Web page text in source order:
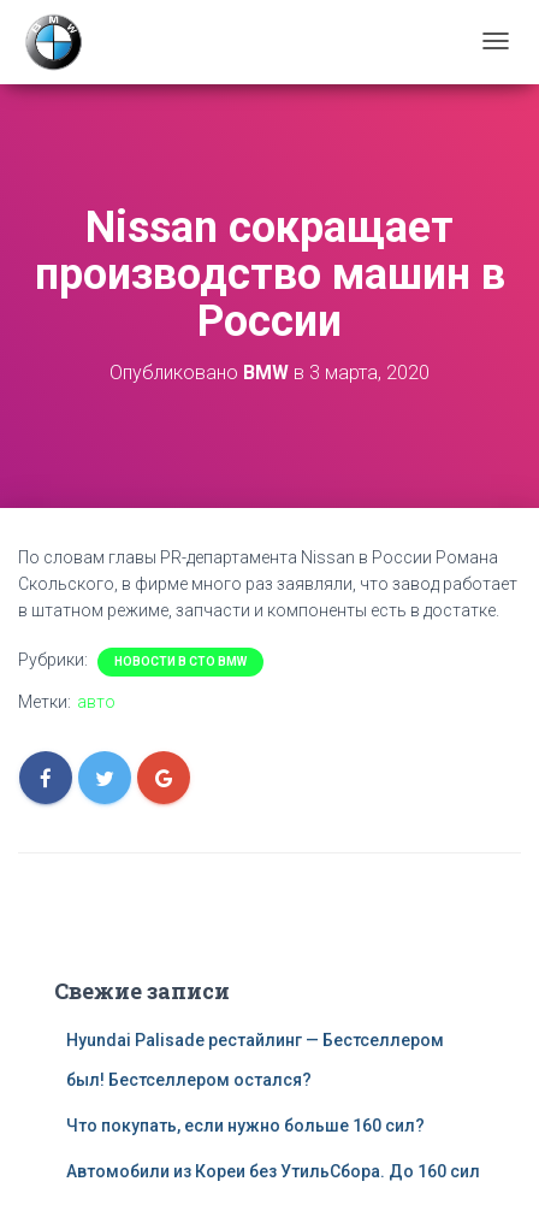
Е
Т
Ь
Nissan сокращает
производство машин в
России
Опубликовано BMW в 3 марта, 2020
По словам главы PR-департамента Nissan в России Романа
Скольского, в фирме много раз заявляли, что завод работает
в штатном режиме, запчасти и компоненты есть в достатке.
Рубрики: НОВОСТИ В СТО BMW
Метки: авто
Свежие записи
Hyundai Palisade рестайлинг — Бестселлером
был! Бестселлером остался?
Что покупать, если нужно больше 160 сил?
Автомобили из Кореи без УтильСбора. До 160 сил